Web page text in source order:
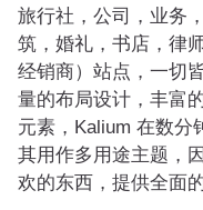
旅行社，公司，业务
筑，婚礼，书店，律
经销商）站点，一切
量的布局设计，丰富
元素，Kalium 在数分
其用作多用途主题，
欢的东西，提供全面